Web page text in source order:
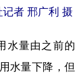
记者 邢广利 摄
水量由之前的
水量下降，但